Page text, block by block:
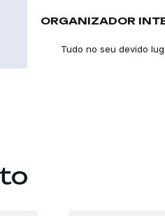
ORGANIZADOR
Tudo no seu devido